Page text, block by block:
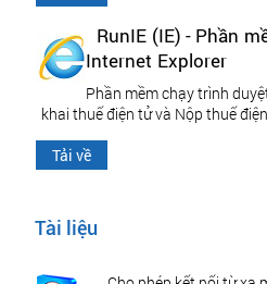
RunIE (IE) - Phần
Internet Explorer
Phần mềm chạy trình
khai thuế điện tử và Nộp thuế
Tải về
Tài liệu